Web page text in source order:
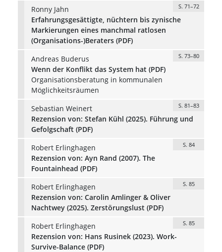
Ronny Jahn
S. 71–72
Erfahrungsgesättigte, nüchtern bis zynische
Markierungen eines manchmal ratlosen
(Organisations-)Beraters (PDF)
Andreas Buderus
S. 73–80
Wenn der Konflikt das System hat (PDF)
Organisationsberatung in kommunalen
Möglichkeitsräumen
Sebastian Weinert
S. 81–83
Rezension von: Stefan Kühl (2025). Führung und
Gefolgschaft (PDF)
Robert Erlinghagen
S. 84
Rezension von: Ayn Rand (2007). The
Fountainhead (PDF)
Robert Erlinghagen
S. 85
Rezension von: Carolin Amlinger & Oliver
Nachtwey (2025). Zerstörungslust (PDF)
Robert Erlinghagen
S. 85
Rezension von: Hans Rusinek (2023). Work-
Survive-Balance (PDF)